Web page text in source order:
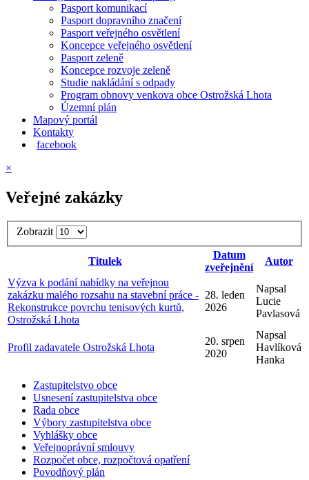
Pasport komunikací
Pasport dopravního značení
Pasport veřejného osvětlení
Koncepce veřejného osvětlení
Pasport zeleně
Koncepce rozvoje zeleně
Studie nakládání s odpady
Program obnovy venkova obce Ostrožská Lhota
Územní plán
Mapový portál
Kontakty
facebook
×
Veřejné zakázky
Zobrazit
Titulek
Datum
zveřejnění
Autor
Výzva k podání nabídky na veřejnou
zakázku malého rozsahu na stavební práce -
Rekonstrukce povrchu tenisových kurtů,
Ostrožská Lhota
28. leden
2026
Napsal
Lucie
Pavlasová
Profil zadavatele Ostrožská Lhota
20. srpen
2020
Napsal
Havlíková
Hanka
Zastupitelstvo obce
Usnesení zastupitelstva obce
Rada obce
Výbory zastupitelstva obce
Vyhlášky obce
Veřejnoprávní smlouvy
Rozpočet obce, rozpočtová opatření
Povodňový plán